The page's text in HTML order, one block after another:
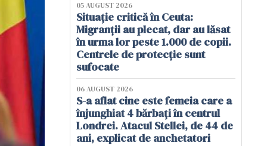
05 AUGUST 2026
Situație critică în Ceuta:
Migranții au plecat, dar au lăsat
în urma lor peste 1.000 de copii.
Centrele de protecție sunt
sufocate
06 AUGUST 2026
S-a aflat cine este femeia care a
înjunghiat 4 bărbați în centrul
Londrei. Atacul Stellei, de 44 de
ani, explicat de anchetatori